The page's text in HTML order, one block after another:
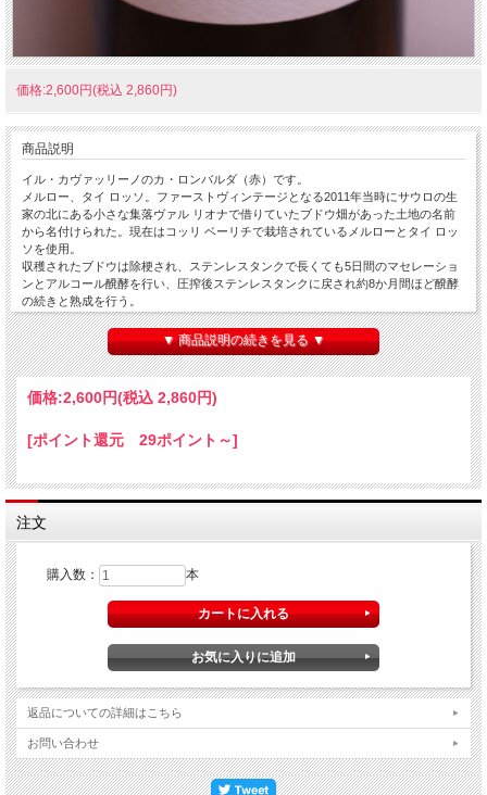
価格:2,600円(税込 2,860円)
商品説明
イル・カヴァッリーノのカ・ロンバルダ（赤）です。
メルロー、タイ ロッソ。ファーストヴィンテージとなる2011年当時にサウロの生
家の北にある小さな集落ヴァル リオナで借りていたブドウ畑があった土地の名前
から名付けられた。現在はコッリ ベーリチで栽培されているメルローとタイ ロッ
ソを使用。
収穫されたブドウは除梗され、ステンレスタンクで長くても5日間のマセレーショ
ンとアルコール醗酵を行い、圧搾後ステンレスタンクに戻され約8か月間ほど醗酵
の続きと熟成を行う。
▼ 商品説明の続きを見る ▼
価格:2,600円(税込 2,860円)
[ポイント還元 29ポイント～]
注文
購入数： 本
返品についての詳細はこちら
お問い合わせ